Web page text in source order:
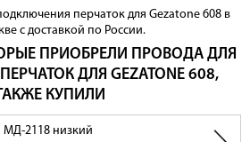
перчаток для Gezatone 608 в
с доставкой по России.
ПРИОБРЕЛИ ПРОВОДА ДЛЯ
ДЛЯ GEZATONE 608,
КУПИЛИ
МД-2118 низкий